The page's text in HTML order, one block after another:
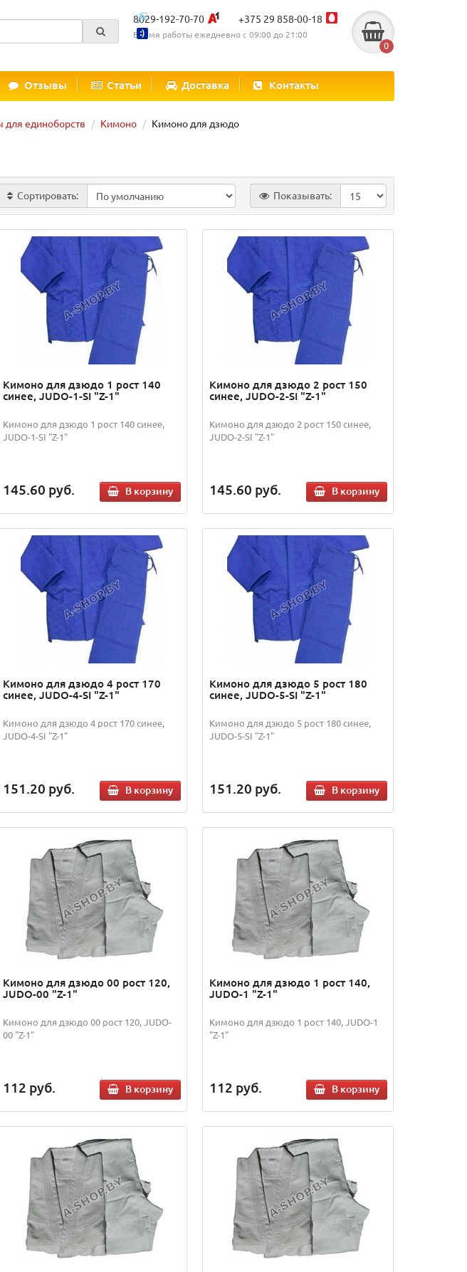
8029-192-70-70 +375 29 858-00-18
Время работы ежедневно с 09:00 до 21:00
0
Отзывы Статьи Доставка Контакты
для единоборств Кимоно Кимоно для дзюдо
Сортировать: Показывать:
Кимоно для дзюдо 1 рост 140
синее, JUDO-1-SI "Z-1"
Кимоно для дзюдо 1 рост 140 синее,
JUDO-1-SI "Z-1"
145.60 руб. В корзину
Кимоно для дзюдо 2 рост 150
синее, JUDO-2-SI "Z-1"
Кимоно для дзюдо 2 рост 150 синее,
JUDO-2-SI "Z-1"
145.60 руб. В корзину
Кимоно для дзюдо 4 рост 170
синее, JUDO-4-SI "Z-1"
Кимоно для дзюдо 4 рост 170 синее,
JUDO-4-SI "Z-1"
151.20 руб. В корзину
Кимоно для дзюдо 5 рост 180
синее, JUDO-5-SI "Z-1"
Кимоно для дзюдо 5 рост 180 синее,
JUDO-5-SI "Z-1"
151.20 руб. В корзину
Кимоно для дзюдо 00 рост 120,
JUDO-00 "Z-1"
Кимоно для дзюдо 00 рост 120, JUDO-
00 "Z-1"
112 руб. В корзину
Кимоно для дзюдо 1 рост 140,
JUDO-1 "Z-1"
Кимоно для дзюдо 1 рост 140, JUDO-1
"Z-1"
112 руб. В корзину